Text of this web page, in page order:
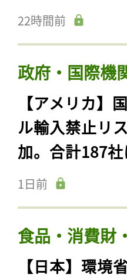
22時間前
政府・国際機
【アメリカ】
ル輸入禁止リ
加。合計187社
1日前
食品・消費財
【日本】環境